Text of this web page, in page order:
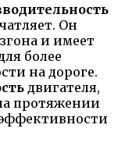
Он
и имеет
более
на дороге.
двигателя,
протяжении